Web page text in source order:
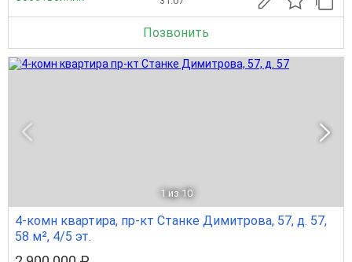
Позвонить
1 из 10
4-комн квартира, пр-кт Станке Димитрова, 57, д. 57,
58 м², 4/5 эт.